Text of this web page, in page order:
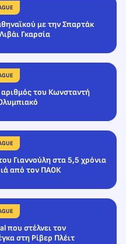
με την Σπαρτάκ
Γκαρσία
του Κωνσταντή
Γιαννούλη στα 5,5 χρόνια
από τον ΠΑΟΚ
που στέλνει τον
στη Ρίβερ Πλέιτ